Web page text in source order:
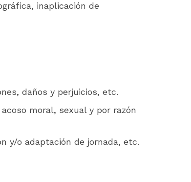
inaplicación de
daños y perjuicios, etc.
moral, sexual y por razón
y/o adaptación de jornada, etc.